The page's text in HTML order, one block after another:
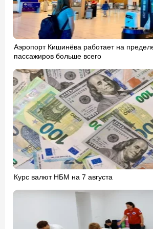
Аэропорт Кишинёва работает на
пассажиров больше всего
Курс валют НБМ на 7 августа